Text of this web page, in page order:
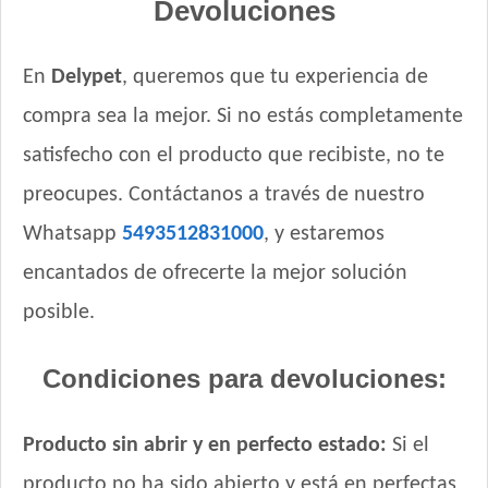
Royal Canin Club Performance Weight Control Perro Adulto
Royal Canin Perro Care Dermacomfort Medium
Royal Canin Perro Care Weight Maxi
Royal Canin Perro Care Weight Medium
Royal Canin Perro Maxi Adulto
Royal Canin Perro Maxi Adulto +5
Royal Canin Perro Medium Adulto
Royal Canin Perro Raza Boxer Adult
Royal Canin Perro Raza Labrador Retriever Adulto
Royal Canin Perro Veterinary Anallergenic Canine
Royal Canin Perro Veterinary Cardiac Canine
Devoluciones
En Delypet, queremos que tu experiencia de
compra sea la mejor. Si no estás completamente
satisfecho con el producto que recibiste, no te
preocupes. Contáctanos a través de nuestro
Whatsapp 5493512831000, y estaremos
encantados de ofrecerte la mejor solución
posible.
Condiciones para devoluciones:
Producto sin abrir y en perfecto estado: Si el